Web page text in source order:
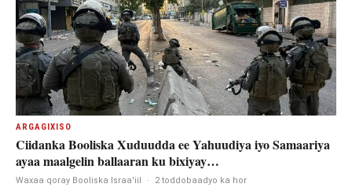
ARGAGIXISO
Ciidanka Booliska Xuduudda ee Yahuudiya iyo Samaariya
ayaa maalgelin ballaaran ku bixiyay…
Waxaa qoray Booliska Israa'iil · 2 toddobaadyo ka hor